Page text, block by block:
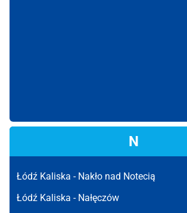
N
Łódź Kaliska - Nakło nad Notecią
Łódź Kaliska - Nałęczów